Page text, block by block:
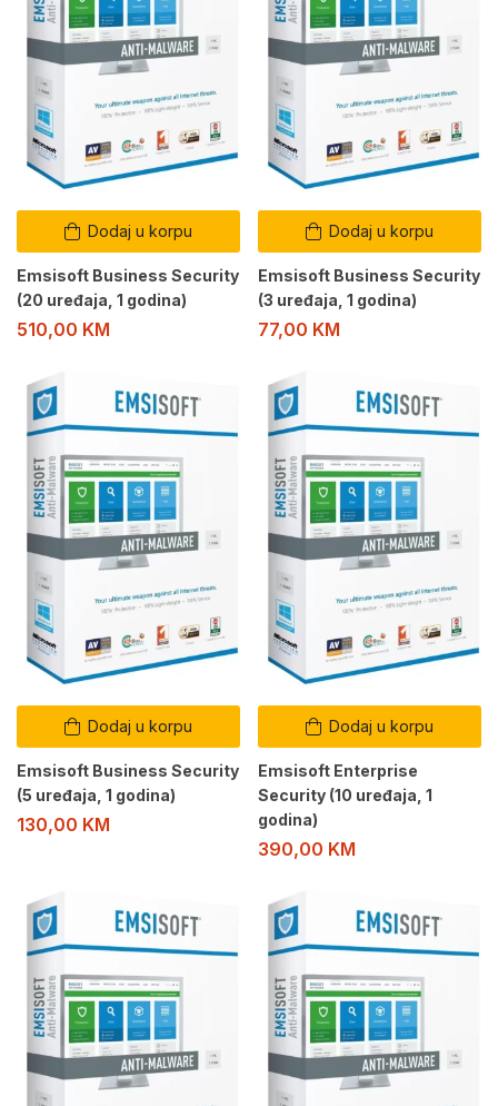
Dodaj u korpu
Emsisoft Business Security
(20 uređaja, 1 godina)
510,00 KM
Dodaj u korpu
Emsisoft Business Security
(3 uređaja, 1 godina)
77,00 KM
Dodaj u korpu
Emsisoft Business Security
(5 uređaja, 1 godina)
130,00 KM
Dodaj u korpu
Emsisoft Enterprise
Security (10 uređaja, 1
godina)
390,00 KM